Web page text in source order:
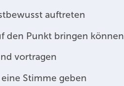
auftreten
den Punkt bringen können
vortragen
Stimme geben